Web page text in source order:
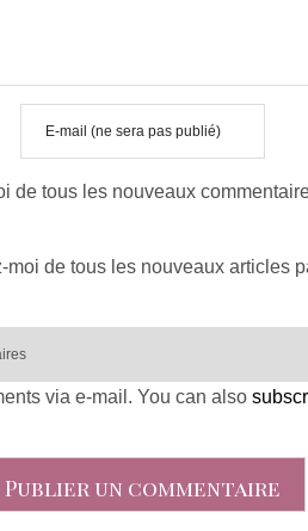
de tous les nouveaux
moi de tous les nouveaux articles
via e-mail. You can also